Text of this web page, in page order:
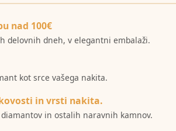
nad 100€
delovnih dneh, v elegantni embalaži.
kot srce vašega nakita.
in vrsti nakita.
in ostalih naravnih kamnov.